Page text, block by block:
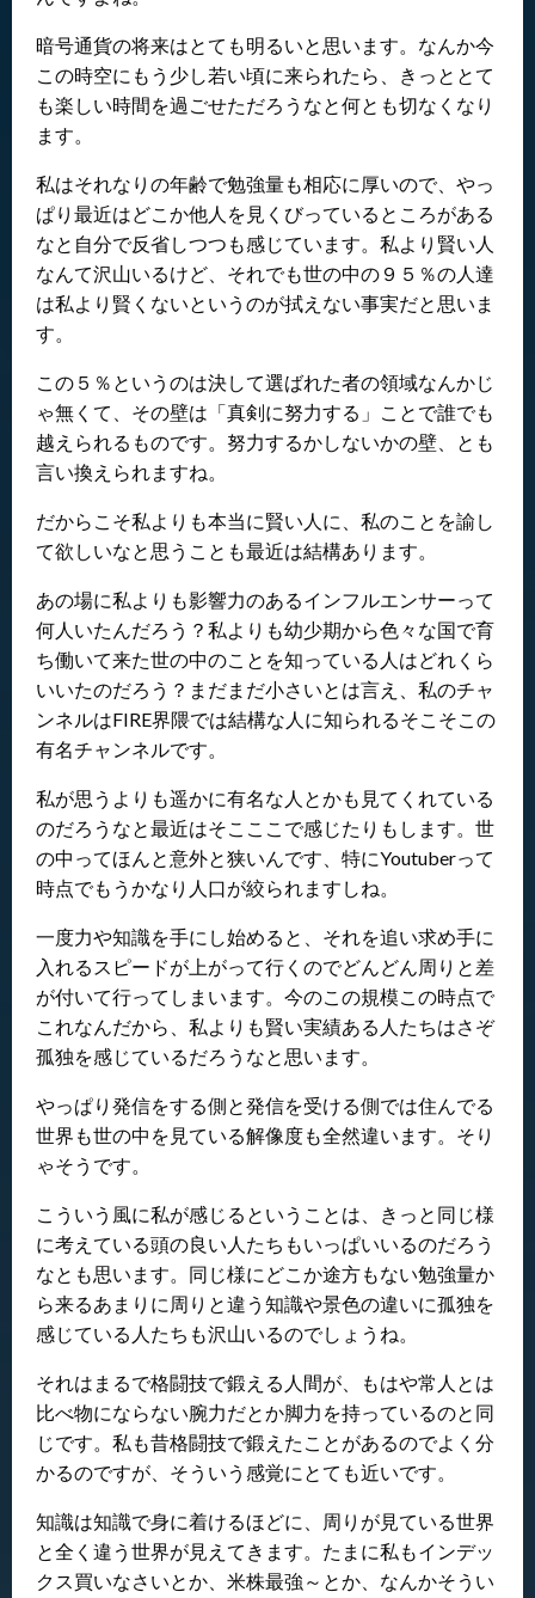
暗号通貨の将来はとても明るいと思います。なんか今
この時空にもう少し若い頃に来られたら、きっととて
も楽しい時間を過ごせただろうなと何とも切なくなり
ます。
私はそれなりの年齢で勉強量も相応に厚いので、やっ
ぱり最近はどこか他人を見くびっているところがある
なと自分で反省しつつも感じています。私より賢い人
なんて沢山いるけど、それでも世の中の９５％の人達
は私より賢くないというのが拭えない事実だと思いま
す。
この５％というのは決して選ばれた者の領域なんかじ
ゃ無くて、その壁は「真剣に努力する」ことで誰でも
越えられるものです。努力するかしないかの壁、とも
言い換えられますね。
だからこそ私よりも本当に賢い人に、私のことを諭し
て欲しいなと思うことも最近は結構あります。
あの場に私よりも影響力のあるインフルエンサーって
何人いたんだろう？私よりも幼少期から色々な国で育
ち働いて来た世の中のことを知っている人はどれくら
いいたのだろう？まだまだ小さいとは言え、私のチャ
ンネルはFIRE界隈では結構な人に知られるそこそこの
有名チャンネルです。
私が思うよりも遥かに有名な人とかも見てくれている
のだろうなと最近はそこここで感じたりもします。世
の中ってほんと意外と狭いんです、特にYoutuberって
時点でもうかなり人口が絞られますしね。
一度力や知識を手にし始めると、それを追い求め手に
入れるスピードが上がって行くのでどんどん周りと差
が付いて行ってしまいます。今のこの規模この時点で
これなんだから、私よりも賢い実績ある人たちはさぞ
孤独を感じているだろうなと思います。
やっぱり発信をする側と発信を受ける側では住んでる
世界も世の中を見ている解像度も全然違います。そり
ゃそうです。
こういう風に私が感じるということは、きっと同じ様
に考えている頭の良い人たちもいっぱいいるのだろう
なとも思います。同じ様にどこか途方もない勉強量か
ら来るあまりに周りと違う知識や景色の違いに孤独を
感じている人たちも沢山いるのでしょうね。
それはまるで格闘技で鍛える人間が、もはや常人とは
比べ物にならない腕力だとか脚力を持っているのと同
じです。私も昔格闘技で鍛えたことがあるのでよく分
かるのですが、そういう感覚にとても近いです。
知識は知識で身に着けるほどに、周りが見ている世界
と全く違う世界が見えてきます。たまに私もインデッ
クス買いなさいとか、米株最強～とか、なんかそうい